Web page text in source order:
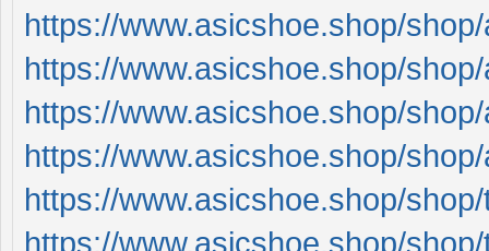
https://www.asicshoe.shop/
https://www.asicshoe.shop/
https://www.asicshoe.shop/
https://www.asicshoe.shop/
https://www.asicshoe.shop/
https://www.asicshoe.shop/